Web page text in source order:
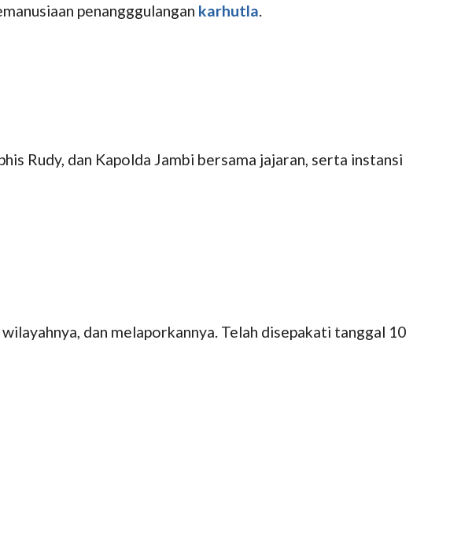
penangggulangan karhutla
Rudy, dan Kapolda Jambi bersama jajaran, serta instansi
dan melaporkannya. Telah disepakati tanggal 10